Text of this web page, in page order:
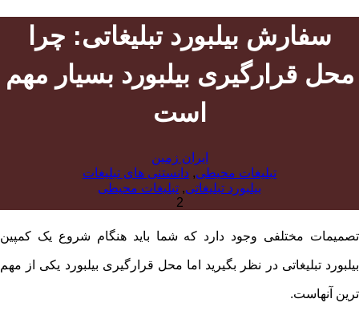
سفارش بیلبورد تبلیغاتی: چرا
محل قرارگیری بیلبورد بسیار مهم
است
ایران زمین
تبلیغات محیطی, دانستنی های تبلیغات
بیلبورد تبلیغاتی, تبلیغات محیطی
2
تصمیمات مختلفی وجود دارد که شما باید هنگام شروع یک کمپین
بیلبورد تبلیغاتی در نظر بگیرید اما محل قرارگیری بیلبورد یکی از مهم
ترین آنهاست.